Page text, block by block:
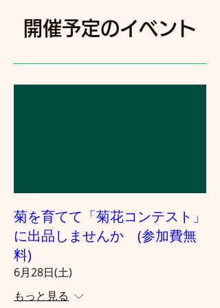
開催予定のイベント
菊を育てて「菊花コンテスト」
に出品しませんか (参加費無
料)
6月28日(土)
もっと見る